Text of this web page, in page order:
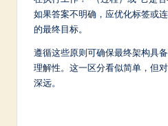
如果答案不明确，应优化标签或
的最终目标。
遵循这些原则可确保最终架构具
理解性。这一区分看似简单，但
深远。